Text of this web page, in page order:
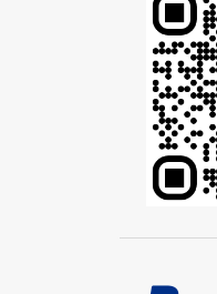
2022
août
juillet
mai
mars
février
janvier